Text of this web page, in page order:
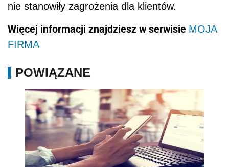
nie stanowiły zagrożenia dla klientów.
Więcej informacji znajdziesz w serwisie MOJA
FIRMA
POWIĄZANE